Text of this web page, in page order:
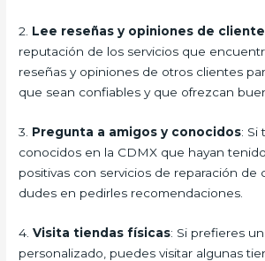
2. Lee reseñas y opiniones de
reputación de los servicios que
reseñas y opiniones de otros clientes
que sean confiables y que ofrezcan
3. Pregunta a amigos y conocidos: Si
conocidos en la CDMX que hayan
positivas con servicios de reparación de
dudes en pedirles recomendaciones.
4.Visita tiendas físicas: Si prefieres
personalizado, puedes visitar algunas